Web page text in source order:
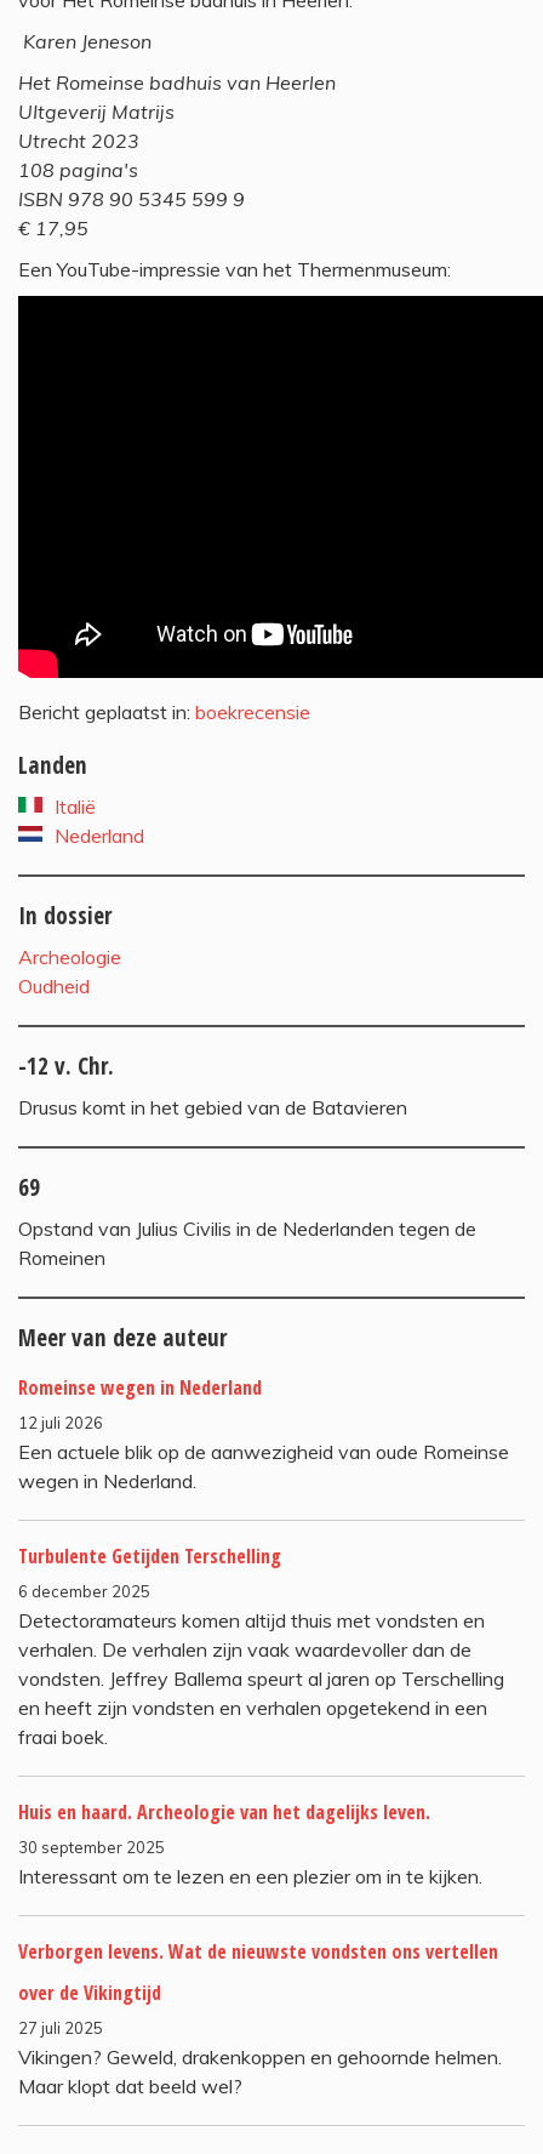
Karen Jeneson
Het Romeinse badhuis van Heerlen
UItgeverij Matrijs
Utrecht 2023
108 pagina's
ISBN 978 90 5345 599 9
€ 17,95
Een YouTube-impressie van het Thermenmuseum:
Bericht geplaatst in: boekrecensie
Landen
Italië
Nederland
In dossier
Archeologie
Oudheid
-12 v. Chr.
Drusus komt in het gebied van de Batavieren
69
Opstand van Julius Civilis in de Nederlanden tegen de
Romeinen
Meer van deze auteur
Romeinse wegen in Nederland
12 juli 2026
Een actuele blik op de aanwezigheid van oude Romeinse
wegen in Nederland.
Turbulente Getijden Terschelling
6 december 2025
Detectoramateurs komen altijd thuis met vondsten en
verhalen. De verhalen zijn vaak waardevoller dan de
vondsten. Jeffrey Ballema speurt al jaren op Terschelling
en heeft zijn vondsten en verhalen opgetekend in een
fraai boek.
Huis en haard. Archeologie van het dagelijks leven.
30 september 2025
Interessant om te lezen en een plezier om in te kijken.
Verborgen levens. Wat de nieuwste vondsten ons vertellen
over de Vikingtijd
27 juli 2025
Vikingen? Geweld, drakenkoppen en gehoornde helmen.
Maar klopt dat beeld wel?